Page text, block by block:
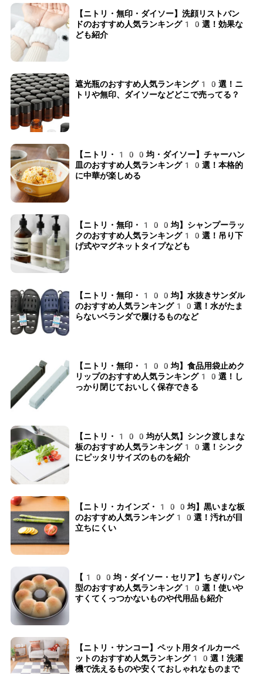
【ニトリ・無印・ダイソー】洗顔リストバン
ドのおすすめ人気ランキング10選！効果な
ども紹介
遮光瓶のおすすめ人気ランキング10選！ニ
トリや無印、ダイソーなどどこで売ってる？
【ニトリ・100均・ダイソー】チャーハン
皿のおすすめ人気ランキング10選！本格的
に中華が楽しめる
【ニトリ・無印・100均】シャンプーラッ
クのおすすめ人気ランキング10選！吊り下
げ式やマグネットタイプなども
【ニトリ・無印・100均】水抜きサンダル
のおすすめ人気ランキング10選！水がたま
らないベランダで履けるものなど
【ニトリ・無印・100均】食品用袋止めク
リップのおすすめ人気ランキング10選！し
っかり閉じておいしく保存できる
【ニトリ・100均が人気】シンク渡しまな
板のおすすめ人気ランキング10選！シンク
にピッタリサイズのものを紹介
【ニトリ・カインズ・100均】黒いまな板
のおすすめ人気ランキング10選！汚れが目
立ちにくい
【100均・ダイソー・セリア】ちぎりパン
型のおすすめ人気ランキング10選！使いや
すくてくっつかないものや代用品も紹介
【ニトリ・サンコー】ペット用タイルカーペ
ットのおすすめ人気ランキング10選！洗濯
機で洗えるものや安くておしゃれなものまで